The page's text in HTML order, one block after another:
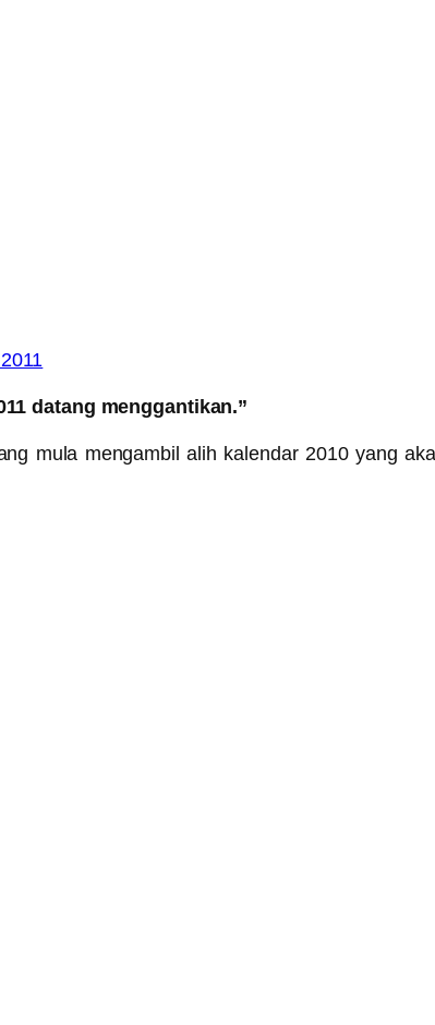
datang menggantikan.”
mula mengambil alih kalendar 2010 yang